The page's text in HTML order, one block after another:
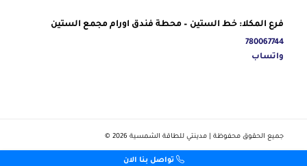
فرع المكلا: خط الستين – محطة فندق اورام مجمع الستين
780067744
واتساب
جميع الحقوق محفوظة | مدينتي للطاقة الشمسية ‎© 2026
تواصل بنا الان